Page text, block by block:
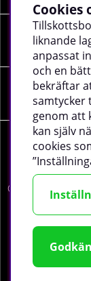
Sociala medier
© 2026
Cookies
liknande
anpassat
och en
bekräftar
samtycker
genom att
kan själv
cookies